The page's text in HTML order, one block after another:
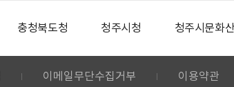
청주시청 청주시문화산업진흥재단
이메일무단수집거부 이용약관